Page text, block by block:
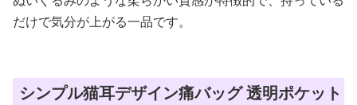
だけで気分が上がる一品です。
シンプル猫耳デザイン痛バッグ 透明ポケット